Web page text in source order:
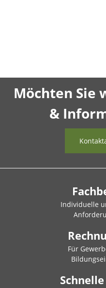
Möchten Sie
&
Individuelle
Für